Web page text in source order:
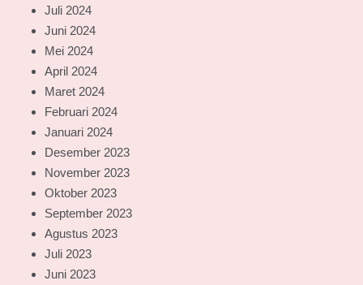
Juli 2024
Juni 2024
Mei 2024
April 2024
Maret 2024
Februari 2024
Januari 2024
Desember 2023
November 2023
Oktober 2023
September 2023
Agustus 2023
Juli 2023
Juni 2023